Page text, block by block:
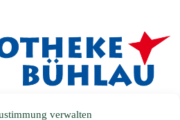
verwalten